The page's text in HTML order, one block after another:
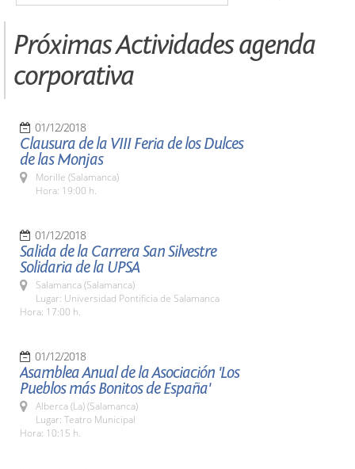
Próximas Actividades agenda
corporativa
01/12/2018
Clausura de la VIII Feria de los Dulces
de las Monjas
Morille (Salamanca)
Hora: 19:00 h.
01/12/2018
Salida de la Carrera San Silvestre
Solidaria de la UPSA
Salamanca (Salamanca)
Lugar: Universidad Pontificia de Salamanca
Hora: 17:00 h.
01/12/2018
Asamblea Anual de la Asociación 'Los
Pueblos más Bonitos de España'
Alberca (La) (Salamanca)
Lugar: Teatro Municipal
Hora: 10:15 h.